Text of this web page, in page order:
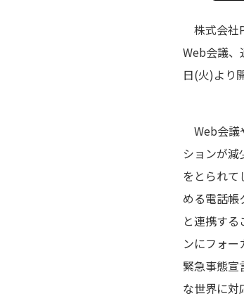
株式会社
Web会議
日(火)より
Web会議
ションが
をとられて
める電話帳
と連携す
ンにフォー
緊急事態宣
な世界に対